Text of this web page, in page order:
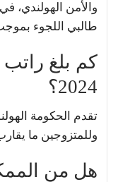
والأمن الهولندي،
طالبي اللجوء
كم بلغ راتب
2024؟
وللمتزوجين ما يقارب (1350)
هل من